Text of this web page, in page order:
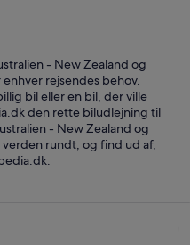
- New Zealand og
rejsendes behov.
bil eller en bil, der ville
den rette biludlejning til
- New Zealand og
rundt, og find ud af,